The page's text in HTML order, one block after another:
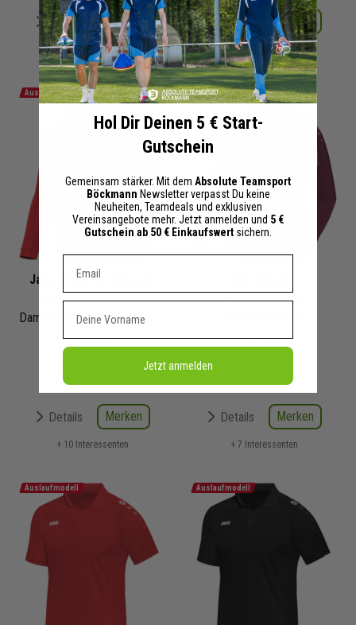
Details Merken
+ 26 Interessenten
Details Merken
+ 22 Interessenten
Auslaufmodell
Jako Classico Kapuzen
Präsentationsjacke
24,00 €
Details Merken
+ 10 Interessenten
Auslaufmodell
Polyesterjacke
14,00 €
Details Merken
+ 7 Interessenten
Auslaufmodell Auslaufmodell
Hol Dir Deinen 5 € Start-
Gutschein
Gemeinsam stärker. Mit dem Absolute Teamsport
Böckmann Newsletter verpasst Du keine
Neuheiten, Teamdeals und exklusiven
Vereinsangebote mehr. Jetzt anmelden und 5 €
Gutschein ab 50 € Einkaufswert sichern.
Dein E-mail Adresse
Vorname
Jetzt anmelden